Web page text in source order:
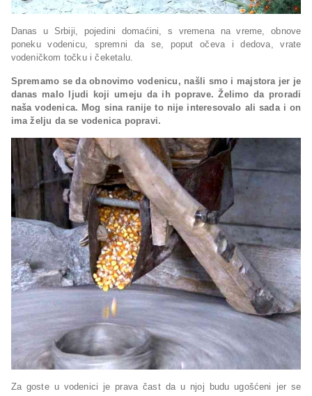
Danas u Srbiji, pojedini domaćini, s vremena na vreme, obnove
poneku vodenicu, spremni da se, poput očeva i dedova, vrate
vodeničkom točku i čeketalu.
Spremamo se da obnovimo vodenicu, našli smo i majstora jer je
danas malo ljudi koji umeju da ih poprave. Želimo da proradi
naša vodenica. Mog sina ranije to nije interesovalo ali sada i on
ima želju da se vodenica popravi.
Za goste u vodenici je prava čast da u njoj budu ugošćeni jer se